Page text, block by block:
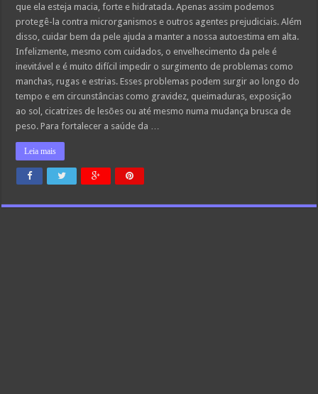
estrias?
Veja
esse
remédio
caseiro
que
dará
em
poucos
dias!
que ela esteja macia, forte e hidratada. Apenas assim podemos
protegê-la contra microrganismos e outros agentes prejudiciais. Além
disso, cuidar bem da pele ajuda a manter a nossa autoestima em alta.
Infelizmente, mesmo com cuidados, o envelhecimento da pele é
inevitável e é muito difícil impedir o surgimento de problemas como
manchas, rugas e estrias. Esses problemas podem surgir ao longo do
tempo e em circunstâncias como gravidez, queimaduras, exposição
ao sol, cicatrizes de lesões ou até mesmo numa mudança brusca de
peso. Para fortalecer a saúde da …
Leia mais